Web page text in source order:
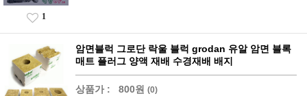
1
암면블럭 그로단 락울 블럭 grodan 유알 암면 블록
매트 플러그 양액 재배 수경재배 배지
상품가 : 800원 (0)